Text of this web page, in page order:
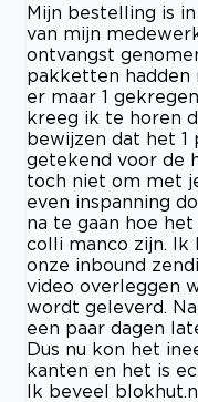
Mijn bestelling is
van mijn
ontvangst
pakketten hadden
er maar 1
kreeg ik te horen
bewijzen dat het 1
getekend voor de
toch niet om met
even inspanning
na te gaan hoe
colli manco zijn. Ik
onze inbound
video overleggen
wordt geleverd.
een paar dagen
Dus nu kon het
kanten en het is
Ik beveel